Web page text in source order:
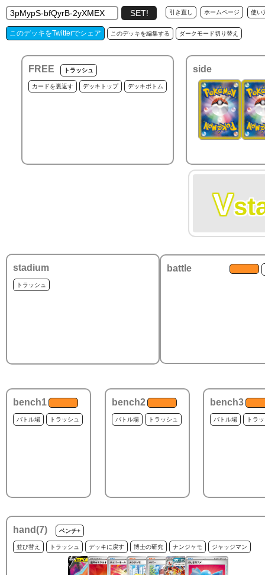
引き直し ホームページ 使い
このデッキをTwitterでシェア このデッキを編集する ダークモード切り替え
FREE トラッシュ
カードを裏返す デッキトップ デッキボトム
side
V
stadium
トラッシュ
battle
bench1
バトル場 トラッシュ
bench2
バトル場 トラッシュ
bench3
バトル場 トラ
hand(7) ベンチ+
並び替え トラッシュ デッキに戻す 博士の研究 ナンジャモ ジャッジマン